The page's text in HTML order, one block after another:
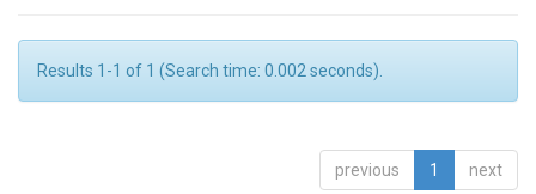
Results 1-1 of 1 (Search time: 0.002 seconds).
previous 1 next